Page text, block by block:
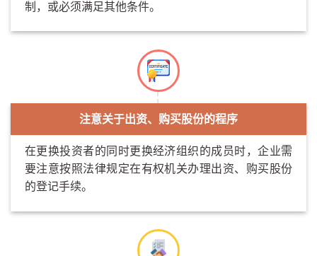
制，或必须满足其他条件。
注意关于出资、购买股份的程序
在更换投资者的同时更换经济组织的成员时，企业需
要注意按照法律规定在有权机关办理出资、购买股份
的登记手续。